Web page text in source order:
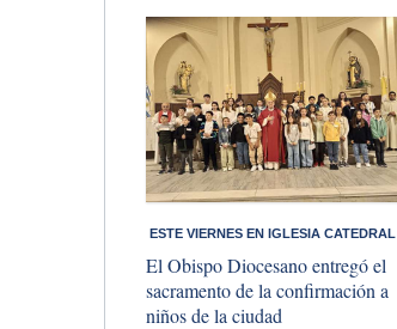
​ ESTE VIERNES EN IGLESIA CATEDRAL
El Obispo Diocesano entregó el
sacramento de la confirmación a
niños de la ciudad